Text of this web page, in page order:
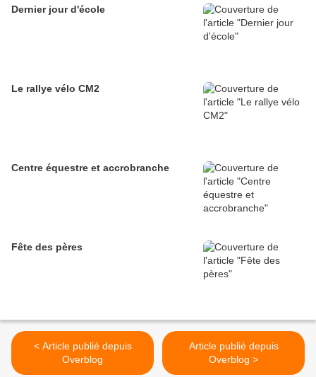
Dernier jour d'école
Le rallye vélo CM2
Centre équestre et accrobranche
Fête des pères
< Article publié depuis
Overblog
Article publié depuis
Overblog >